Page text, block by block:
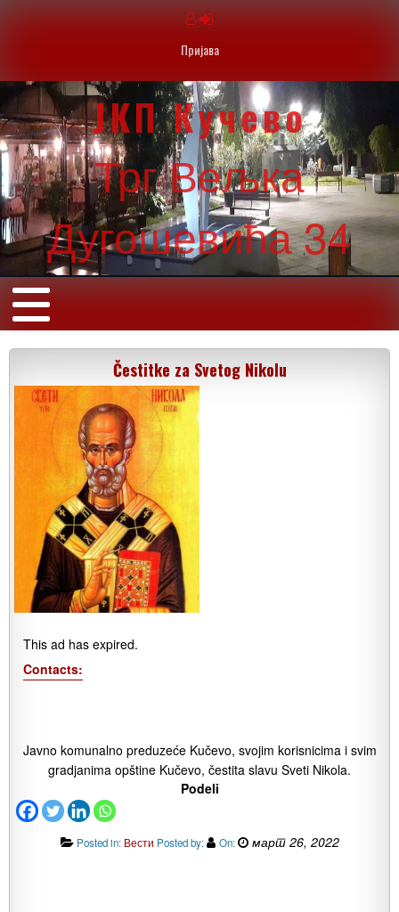
Пријава
ЈКП Кучево
Трг Вељка
Дугошевића 34
Čestitke za Svetog Nikolu
This ad has expired.
Contacts:
Javno komunalno preduzeće Kučevo, svojim korisnicima i svim
gradjanima opštine Kučevo, čestita slavu Sveti Nikola.
Podeli
Posted in: Вести Posted by: On: март 26, 2022